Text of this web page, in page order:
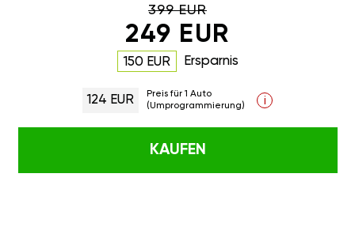
399 EUR
249 EUR
150 EUR Ersparnis
124 EUR
Preis für 1 Auto
(Umprogrammierung)
i
KAUFEN